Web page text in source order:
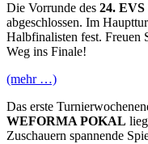
Die Vorrunde des 24.
abgeschlossen. Im
Halbfinalisten fest. Freuen
Weg ins Finale!
(mehr …)
Das erste
WEFORMA POKAL
Zuschauern spannende